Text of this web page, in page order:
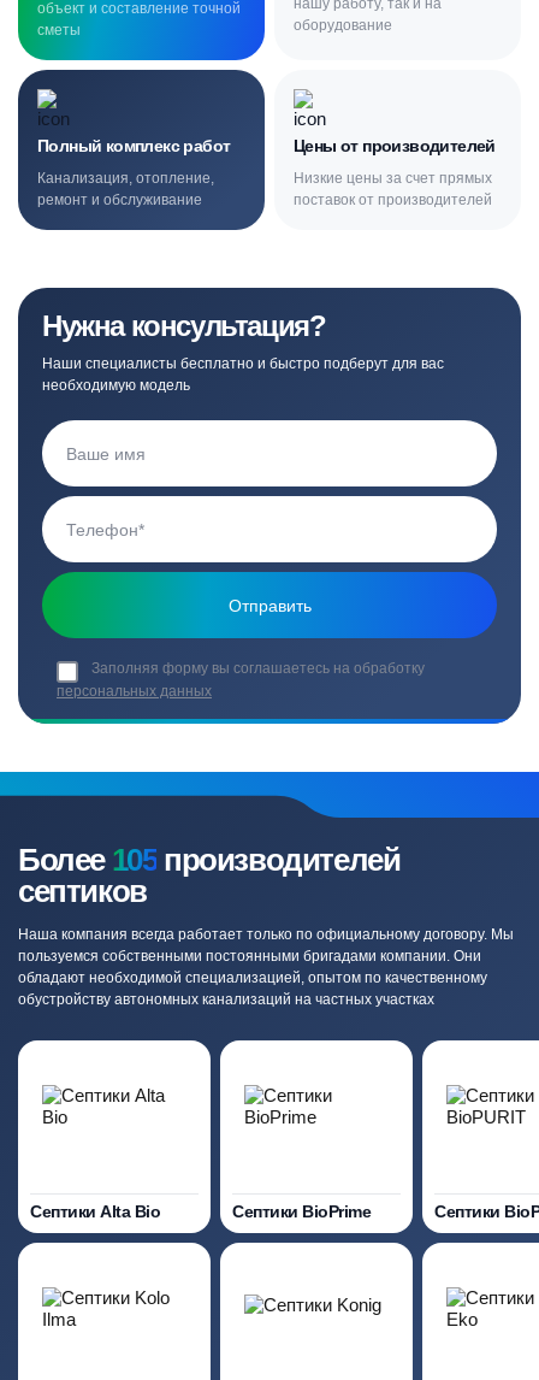
объект и составление точной
сметы
нашу работу, так и на
оборудование
Полный комплекс работ
Канализация, отопление,
ремонт и обслуживание
Цены от производителей
Низкие цены за счет прямых
поставок от производителей
Нужна консультация?
Наши специалисты бесплатно и быстро подберут для вас
необходимую модель
Заполняя форму вы соглашаетесь на обработку
персональных данных
Более 105 производителей
септиков
Наша компания всегда работает только по официальному договору. Мы
пользуемся собственными постоянными бригадами компании. Они
обладают необходимой специализацией, опытом по качественному
обустройству автономных канализаций на частных участках
Септики Alta Bio Септики BioPrime Септики